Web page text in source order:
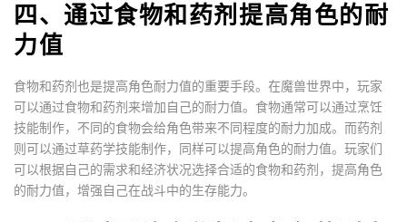
四、通过食物和药剂提高角色的耐
力值
食物和药剂也是提高角色耐力值的重要手段。在魔兽世界中，玩家
可以通过食物和药剂来增加自己的耐力值。食物通常可以通过烹饪
技能制作，不同的食物会给角色带来不同程度的耐力加成。而药剂
则可以通过草药学技能制作，同样可以提高角色的耐力值。玩家们
可以根据自己的需求和经济状况选择合适的食物和药剂，提高角色
的耐力值，增强自己在战斗中的生存能力。